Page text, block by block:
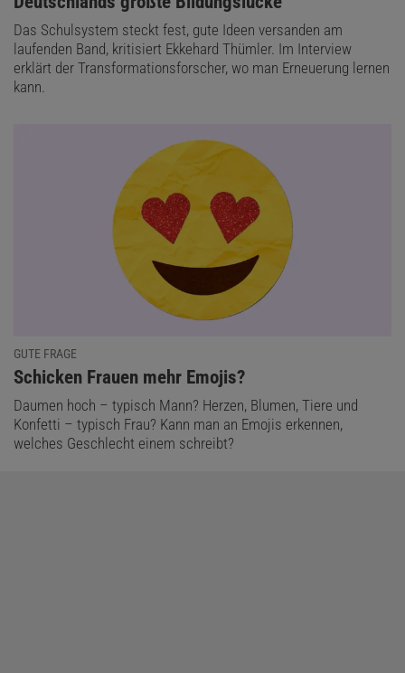
Das Schulsystem steckt fest, gute Ideen versanden am
laufenden Band, kritisiert Ekkehard Thümler. Im Interview
erklärt der Transformationsforscher, wo man Erneuerung lernen
kann.
GUTE FRAGE
:
Schicken Frauen mehr Emojis?
Daumen hoch – typisch Mann? Herzen, Blumen, Tiere und
Konfetti – typisch Frau? Kann man an Emojis erkennen,
welches Geschlecht einem schreibt?